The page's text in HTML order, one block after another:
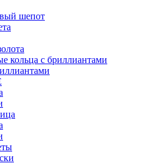
шепот
кольца с бриллиантами